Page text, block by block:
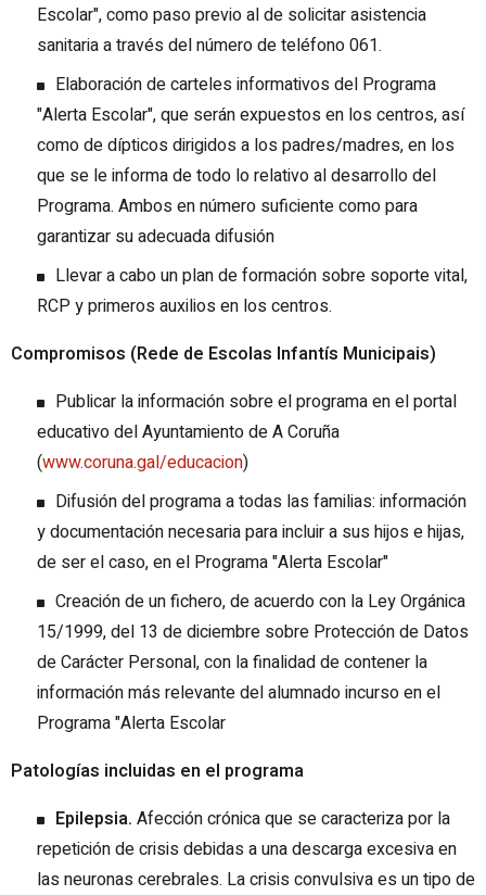
Escolar", como paso previo al de solicitar asistencia
sanitaria a través del número de teléfono 061.
Elaboración de carteles informativos del Programa
"Alerta Escolar", que serán expuestos en los centros, así
como de dípticos dirigidos a los padres/madres, en los
que se le informa de todo lo relativo al desarrollo del
Programa. Ambos en número suficiente como para
garantizar su adecuada difusión
Llevar a cabo un plan de formación sobre soporte vital,
RCP y primeros auxilios en los centros.
Compromisos (Rede de Escolas Infantís Municipais)
Publicar la información sobre el programa en el portal
educativo del Ayuntamiento de A Coruña
(www.coruna.gal/educacion)
Difusión del programa a todas las familias: información
y documentación necesaria para incluir a sus hijos e hijas,
de ser el caso, en el Programa "Alerta Escolar"
Creación de un fichero, de acuerdo con la Ley Orgánica
15/1999, del 13 de diciembre sobre Protección de Datos
de Carácter Personal, con la finalidad de contener la
información más relevante del alumnado incurso en el
Programa "Alerta Escolar
Patologías incluidas en el programa
Epilepsia. Afección crónica que se caracteriza por la
repetición de crisis debidas a una descarga excesiva en
las neuronas cerebrales. La crisis convulsiva es un tipo de